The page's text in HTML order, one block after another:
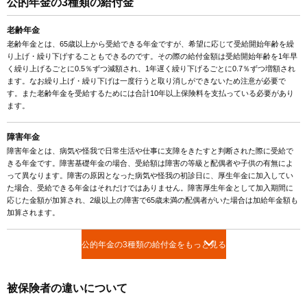
公的年金の3種類の給付金
老齢年金
老齢年金とは、65歳以上から受給できる年金ですが、希望に応じて受給開始年齢を繰
り上げ・繰り下げすることもできるのです。その際の給付金額は受給開始年齢を1年早
く繰り上げるごとに0.5％ずつ減額され、1年遅く繰り下げるごとに0.7％ずつ増額され
ます。なお繰り上げ・繰り下げは一度行うと取り消しができないため注意が必要で
す。また老齢年金を受給するためには合計10年以上保険料を支払っている必要があり
ます。
障害年金
障害年金とは、病気や怪我で日常生活や仕事に支障をきたすと判断された際に受給で
きる年金です。障害基礎年金の場合、受給額は障害の等級と配偶者や子供の有無によ
って異なります。障害の原因となった病気や怪我の初診日に、厚生年金に加入してい
た場合、受給できる年金はそれだけではありません。障害厚生年金として加入期間に
応じた金額が加算され、2級以上の障害で65歳未満の配偶者がいた場合は加給年金額も
加算されます。
公的年金の3種類の給付金をもっと見る
被保険者の違いについて